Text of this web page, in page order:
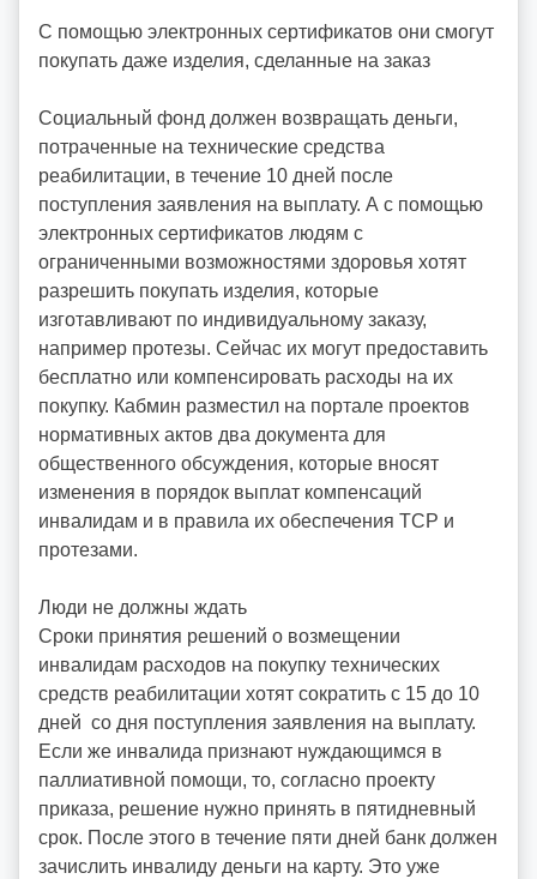
р
:
o
i
d
d
m
d
y
С помощью электронных сертификатов они смогут
покупать даже изделия, сделанные на заказ
Социальный фонд должен возвращать деньги,
потраченные на технические средства
реабилитации, в течение 10 дней после
поступления заявления на выплату. А с помощью
электронных сертификатов людям с
ограниченными возможностями здоровья хотят
разрешить покупать изделия, которые
изготавливают по индивидуальному заказу,
например протезы. Сейчас их могут предоставить
бесплатно или компенсировать расходы на их
покупку. Кабмин разместил на портале проектов
нормативных актов два документа для
общественного обсуждения, которые вносят
изменения в порядок выплат компенсаций
инвалидам и в правила их обеспечения ТСР и
протезами.
Люди не должны ждать
Сроки принятия решений о возмещении
инвалидам расходов на покупку технических
средств реабилитации хотят сократить с 15 до 10
дней со дня поступления заявления на выплату.
Если же инвалида признают нуждающимся в
паллиативной помощи, то, согласно проекту
приказа, решение нужно принять в пятидневный
срок. После этого в течение пяти дней банк должен
зачислить инвалиду деньги на карту. Это уже